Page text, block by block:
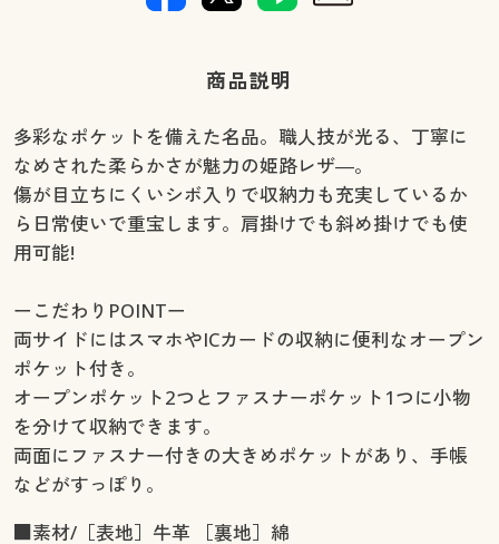
商品説明
多彩なポケットを備えた名品。職人技が光る、丁寧に
なめされた柔らかさが魅力の姫路レザ―。
傷が目立ちにくいシボ入りで収納力も充実しているか
ら日常使いで重宝します。肩掛けでも斜め掛けでも使
用可能!
ーこだわりPOINTー
両サイドにはスマホやICカードの収納に便利なオープン
ポケット付き。
オープンポケット2つとファスナーポケット1つに小物
を分けて収納できます。
両面にファスナー付きの大きめポケットがあり、手帳
などがすっぽり。
■素材/［表地］牛革 ［裏地］綿